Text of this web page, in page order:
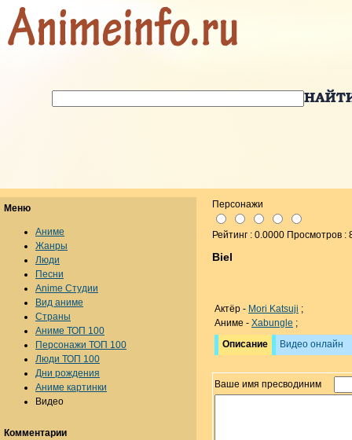
Персонажи
Рейтинг : 0.0000 Просмотров :
Biel
Актёр - Mori Katsuji ;
Аниме - Xabungle ;
Описание
Видео онлайн
Ваше имя пресводиним
Меню
Аниме
Жанры
Люди
Песни
Anime Студии
Вид аниме
Страны
Аниме ТОП 100
Персонажи ТОП 100
Люди ТОП 100
Дни рождения
Аниме картинки
Видео
Комментарии